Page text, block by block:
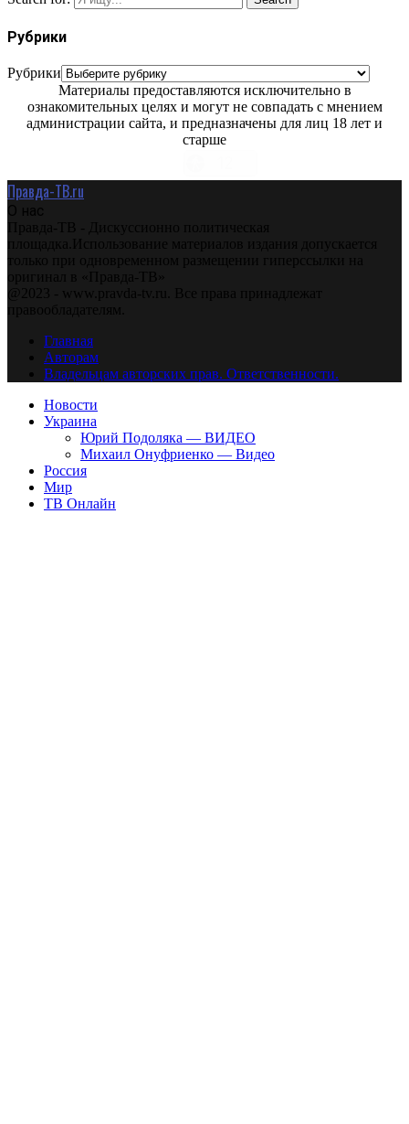
Рубрики
Рубрики
Материалы предоставляются исключительно в
ознакомительных целях и могут не совпадать с мнением
администрации сайта, и предназначены для лиц 18 лет и
старше
Правда-ТВ.ru
О нас
Правда-ТВ - Дискуссионно политическая
площадка.Использование материалов издания допускается
только при одновременном размещении гиперссылки на
оригинал в «Правда-ТВ»
@2023 - www.pravda-tv.ru. Все права принадлежат
правообладателям.
Главная
Авторам
Владельцам авторских прав. Ответственности.
Новости
Украина
Юрий Подоляка — ВИДЕО
Михаил Онуфриенко — Видео
Россия
Мир
ТВ Онлайн